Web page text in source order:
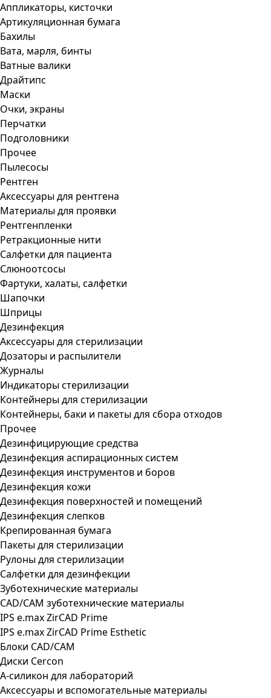
Аппликаторы, кисточки
Артикуляционная бумага
Бахилы
Вата, марля, бинты
Ватные валики
Драйтипс
Маски
Очки, экраны
Перчатки
Подголовники
Прочее
Пылесосы
Рентген
Аксессуары для рентгена
Материалы для проявки
Рентгенпленки
Ретракционные нити
Салфетки для пациента
Слюноотсосы
Фартуки, халаты, салфетки
Шапочки
Шприцы
Дезинфекция
Аксессуары для стерилизации
Дозаторы и распылители
Журналы
Индикаторы стерилизации
Контейнеры для стерилизации
Контейнеры, баки и пакеты для сбора отходов
Прочее
Дезинфицирующие средства
Дезинфекция аспирационных систем
Дезинфекция инструментов и боров
Дезинфекция кожи
Дезинфекция поверхностей и помещений
Дезинфекция слепков
Крепированная бумага
Пакеты для стерилизации
Рулоны для стерилизации
Салфетки для дезинфекции
Зуботехнические материалы
CAD/CAM зуботехнические материалы
IPS e.max ZirCAD Prime
IPS e.max ZirCAD Prime Esthetic
Блоки CAD/CAM
Диски Cercon
А-силикон для лабораторий
Аксессуары и вспомогательные материалы